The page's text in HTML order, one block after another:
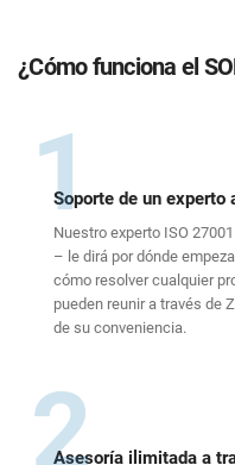
¿Cómo funciona el
1
Soporte de un experto
Nuestro experto ISO
– le dirá por dónde
cómo resolver cualquier
pueden reunir a través de
de su conveniencia.
2
Asesoría ilimitada a